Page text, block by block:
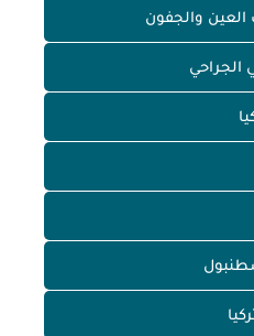
العين والجفون
الجراحي